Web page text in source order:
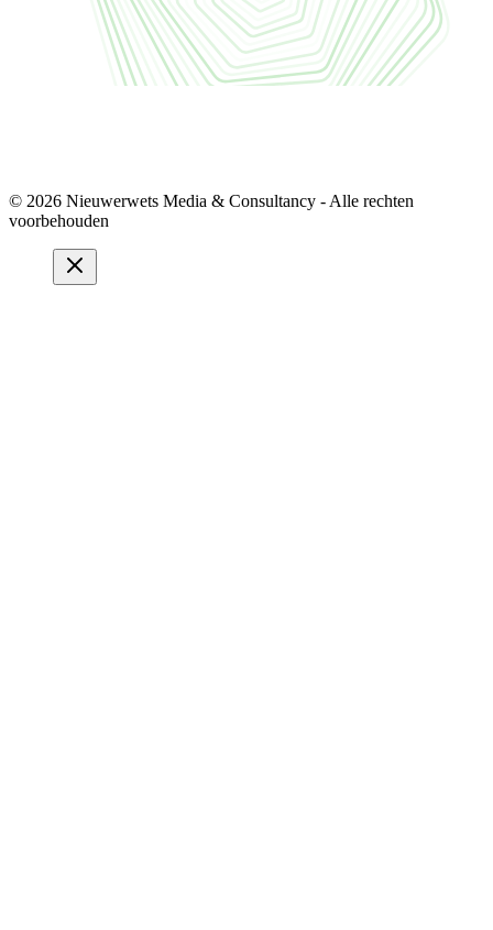
© 2026 Nieuwerwets Media & Consultancy - Alle rechten
voorbehouden